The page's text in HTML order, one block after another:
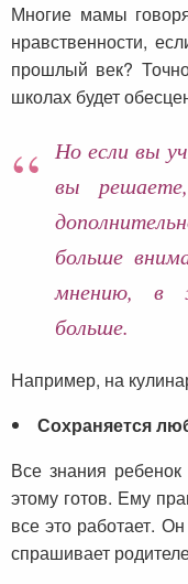
Многие мамы
нравственности,
прошлый век?
школах будет
Но если вы
вы
больше
мнению, в
больше.
Например, на
Сохраняется
Все знания
этому готов. Ему
все это работает.
спрашивает